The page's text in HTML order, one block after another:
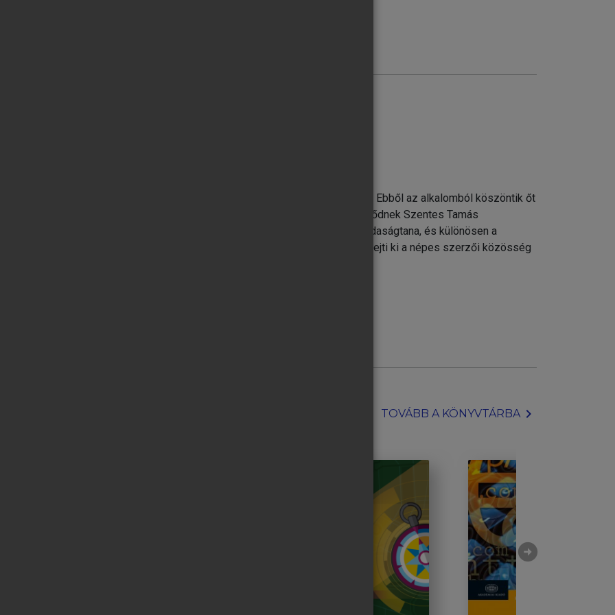
Corvinus Egyetem professor emeritusa 2023 tavaszán tölti be 90. életévét. Ebből az alkalomból köszöntik őt
kötetben olyan írások kapnak helyet, amelyek közvetlenül vagy közvetve kötődnek Szentes Tamás
a fejlődés-gazdaságtan, a regionális gazdaságtan, az integráció gazdaságtana, és különösen a
pénzügyek és tőkeáramlások, a globalizáció kritikája témákban fejti ki a népes szerzői közösség
valtozo-vilag//
TOVÁBB A KÖNYVTÁRBAchevron_right
arrow_circle_right